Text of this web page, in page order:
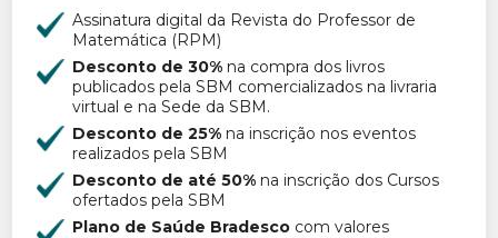
Assinatura digital da Revista do Professor de
Matemática (RPM)
Desconto de 30% na compra dos livros
publicados pela SBM comercializados na livraria
virtual e na Sede da SBM.
Desconto de 25% na inscrição nos eventos
realizados pela SBM
Desconto de até 50% na inscrição dos Cursos
ofertados pela SBM
Plano de Saúde Bradesco com valores